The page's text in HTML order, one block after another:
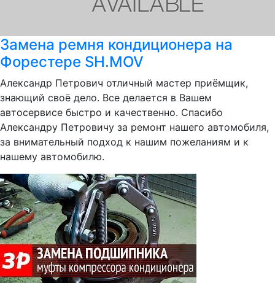
Замена ремня кондиционера на
Форестере SH.MOV
Александр Петрович отличный мастер приёмщик,
знающий своё дело. Все делается в Вашем
автосервисе быстро и качественно. Спасибо
Александру Петровичу за ремонт нашего автомобиля,
за внимательный подход к нашим пожеланиям и к
нашему автомобилю.